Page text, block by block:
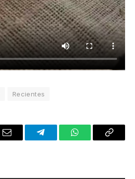
Recientes
Email TelegramWhatsAppCopy